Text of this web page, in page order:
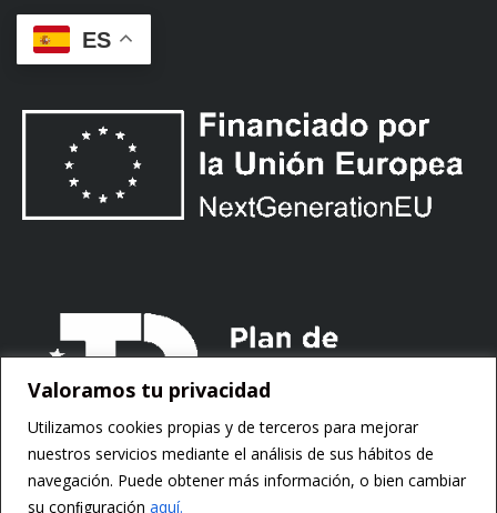
Valoramos tu privacidad
Utilizamos cookies propias y de terceros para mejorar
nuestros servicios mediante el análisis de sus hábitos de
navegación. Puede obtener más información, o bien cambiar
su conﬁguración aquí.
ES